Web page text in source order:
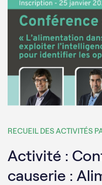
RECUEIL DES ACTIVITÉS
Activité :
causerie :